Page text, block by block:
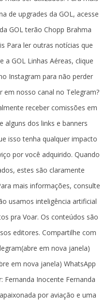
de upgrades da GOL, acesse
GOL terão Chopp Brahma
Para ler outras notícias que
a GOL Linhas Aéreas, clique
Instagram para não perder
em nosso canal no Telegram?
receber comissões em
alguns dos links e banners
isso tenha qualquer impacto
por você adquirido. Quando
estes são claramente
mais informações, consulte
usamos inteligência artificial
pra Voar. Os conteúdos são
editores. Compartilhe com
em nova janela)
em nova janela) WhatsApp
Fernanda Inocente Fernanda
por aviação e uma